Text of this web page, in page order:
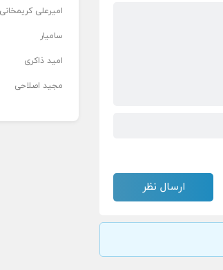
امیرعلی کریمخانی
سامیار
امید ذاکری
مجید اصلاحی